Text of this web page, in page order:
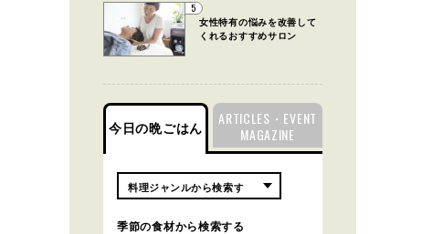
5
女性特有の悩みを改善して
くれるおすすめサロン
今日の晩ごはん
ARTICLES・EVENT
MAGAZINE
季節の食材から検索する